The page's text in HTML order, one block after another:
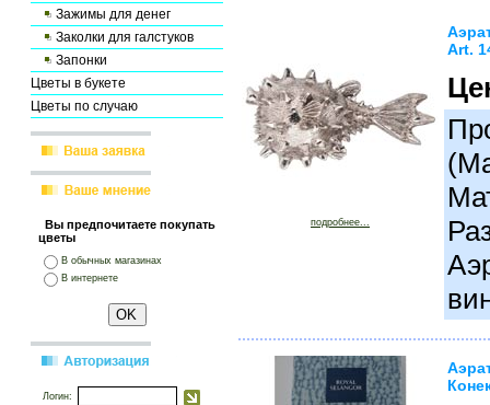
Зажимы для денег
Заколки для галстуков
Запонки
Цветы в букете
Цветы по случаю
Вы предпочитаете покупать
цветы
В обычных магазинах
В интернете
Логин:
подробнее...
Art.